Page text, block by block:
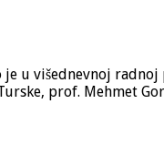
u višednevnoj
prof. Mehmet